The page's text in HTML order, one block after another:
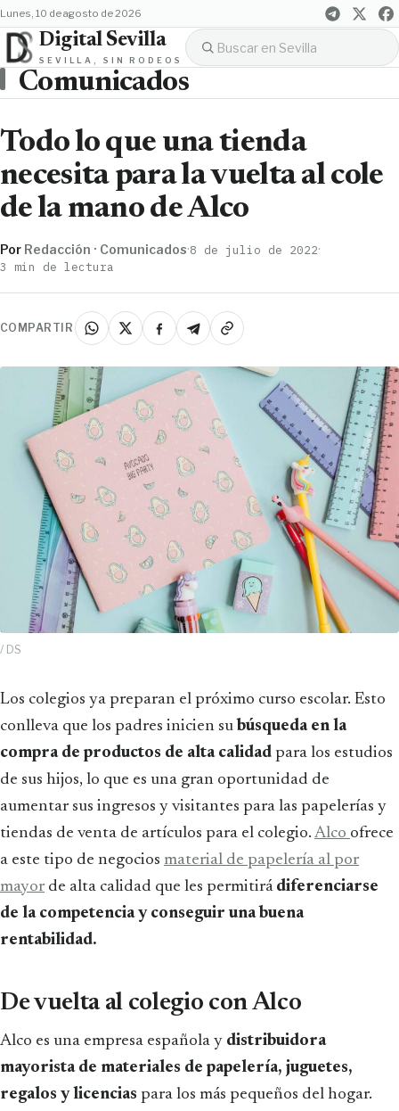
lunes, 10 de agosto de 2026
Digital Sevilla
SEVILLA, SIN RODEOS
Comunicados
Todo lo que una tienda
necesita para la vuelta al cole
de la mano de Alco
Por Redacción · Comunicados·8 de julio de 2022·
3 min de lectura
COMPARTIR
/ DS
Los colegios ya preparan el próximo curso escolar. Esto
conlleva que los padres inicien su búsqueda en la
compra de productos de alta calidad para los estudios
de sus hijos, lo que es una gran oportunidad de
aumentar sus ingresos y visitantes para las papelerías y
tiendas de venta de artículos para el colegio. Alco ofrece
a este tipo de negocios material de papelería al por
mayor de alta calidad que les permitirá diferenciarse
de la competencia y conseguir una buena
rentabilidad.
De vuelta al colegio con Alco
Alco es una empresa española y distribuidora
mayorista de materiales de papelería, juguetes,
regalos y licencias para los más pequeños del hogar.